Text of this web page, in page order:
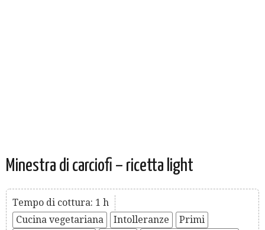
Minestra di carciofi – ricetta light
Tempo di cottura: 1 h
Cucina vegetariana
Intolleranze
Primi